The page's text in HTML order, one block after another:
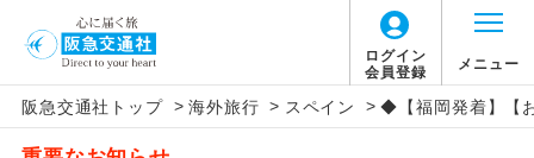
ログイン
会員登録
メニュー
阪急交通社トップ > 海外旅行 > スペイン > ◆【福岡発着】【
旅行代金に燃油サーチャージは含まれており
旅行代金に、以下の料金は含まれておりませ
このツアーは以下の出発地から追加代金でご参
加いただけます。
アイコン 説明